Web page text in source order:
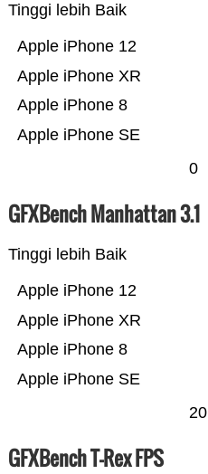
Tinggi lebih Baik
Apple iPhone SE
Apple iPhone 8
Apple iPhone XR
Apple iPhone 12
0
GFXBench Manhattan 3.1
Tinggi lebih Baik
Apple iPhone SE
Apple iPhone 8
Apple iPhone XR
Apple iPhone 12
20
GFXBench T-Rex FPS